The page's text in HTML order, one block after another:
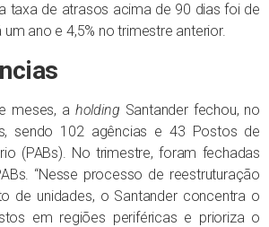
taxa de atrasos acima de 90 dias foi de
um ano e 4,5% no trimestre anterior.
meses, a holding Santander fechou, no
sendo 102 agências e 43 Postos de
(PABs). No trimestre, foram fechadas
“Nesse processo de reestruturação
de unidades, o Santander concentra o
em regiões periféricas e prioriza o